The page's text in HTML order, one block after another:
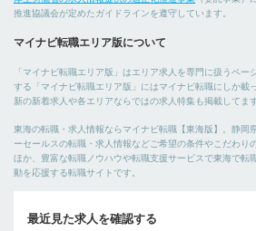
推進協議会が定めたガイドラインを遵守しています。
マイナビ転職エリア版について
「マイナビ転職エリア版」はエリア求人を専門に扱うペー
する「マイナビ転職エリア版」にはマイナビ転職にしか載
新の新着求人や各エリアならではの求人特集も掲載してます
東海の転職・求人情報ならマイナビ転職【東海版】。静岡
ーセールスの転職・求人情報などご希望の条件やこだわり
ほか、豊富な転職ノウハウや転職支援サービスで東海で転
動を応援する転職サイトです。
最近見た求人を確認する